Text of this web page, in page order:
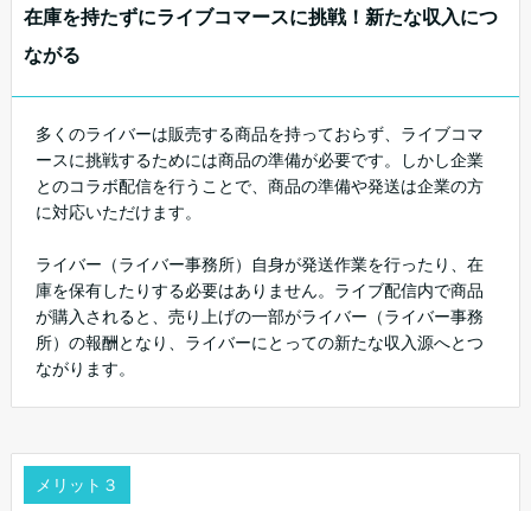
在庫を持たずにライブコマースに挑戦！新たな収入につ
ながる
多くのライバーは販売する商品を持っておらず、ライブコマ
ースに挑戦するためには商品の準備が必要です。しかし企業
とのコラボ配信を行うことで、商品の準備や発送は企業の方
に対応いただけます。
ライバー（ライバー事務所）自身が発送作業を行ったり、在
庫を保有したりする必要はありません。ライブ配信内で商品
が購入されると、売り上げの一部がライバー（ライバー事務
所）の報酬となり、ライバーにとっての新たな収入源へとつ
ながります。
メリット３